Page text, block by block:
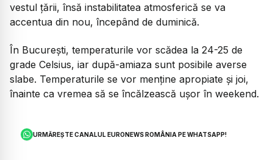
vestul țării, însă instabilitatea atmosferică se va
accentua din nou, începând de duminică.
În București, temperaturile vor scădea la 24-25 de
grade Celsius, iar după-amiaza sunt posibile averse
slabe. Temperaturile se vor menține apropiate și joi,
înainte ca vremea să se încălzească ușor în weekend.
URMĂREȘTE CANALUL EURONEWS ROMÂNIA PE WHATSAPP!